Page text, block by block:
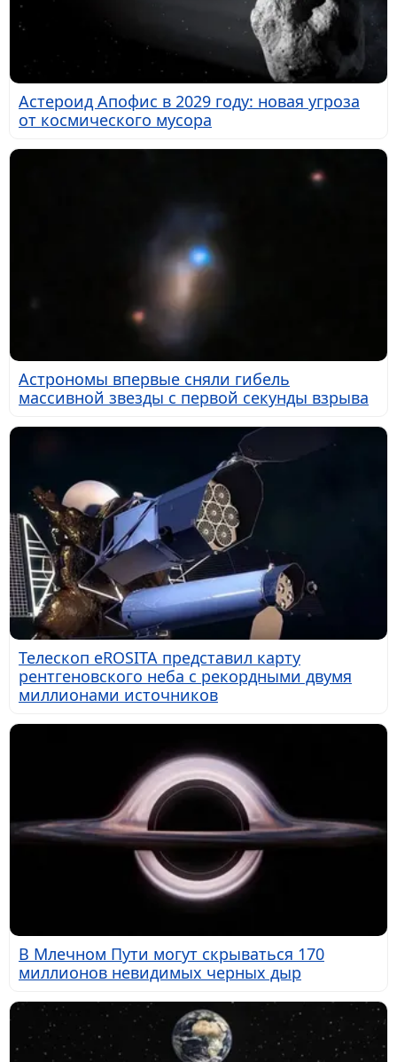
Астероид Апофис в 2029 году: новая угроза
от космического мусора
Астрономы впервые сняли гибель
массивной звезды с первой секунды взрыва
Телескоп eROSITA представил карту
рентгеновского неба с рекордными двумя
миллионами источников
В Млечном Пути могут скрываться 170
миллионов невидимых черных дыр